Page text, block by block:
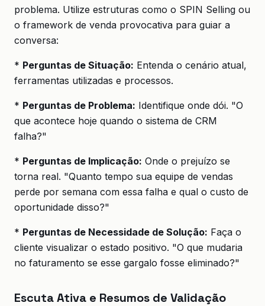
problema. Utilize estruturas como o SPIN Selling ou
o framework de venda provocativa para guiar a
conversa:
* Perguntas de Situação: Entenda o cenário atual,
ferramentas utilizadas e processos.
* Perguntas de Problema: Identifique onde dói. "O
que acontece hoje quando o sistema de CRM
falha?"
* Perguntas de Implicação: Onde o prejuízo se
torna real. "Quanto tempo sua equipe de vendas
perde por semana com essa falha e qual o custo de
oportunidade disso?"
* Perguntas de Necessidade de Solução: Faça o
cliente visualizar o estado positivo. "O que mudaria
no faturamento se esse gargalo fosse eliminado?"
Escuta Ativa e Resumos de Validação